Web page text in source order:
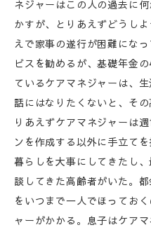
ネジャーはこの人の過去に
かすが、とりあえずどうし
えで家事の遂行が困難にな
ビスを勧めるが、基礎年金
ているケアマネジャーは、
話にはなりたくないと、そ
りあえずケアマネジャーは
ンを作成する以外に手立て
暮らしを大事にしてきたし
談してきた高齢者がいた。
をいつまで一人でほってお
ャーがかかる。息子はケア